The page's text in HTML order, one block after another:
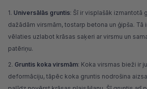
Universālās gruntis: Šī ir visplašāk izmantotā
dažādām virsmām, tostarp betona un ģipša. Tā
vēlaties uzlabot krāsas saķeri ar virsmu un
patēriņu.
Gruntis koka virsmām: Koka virsmas bieži ir
deformāciju, tāpēc koka gruntis nodrošina